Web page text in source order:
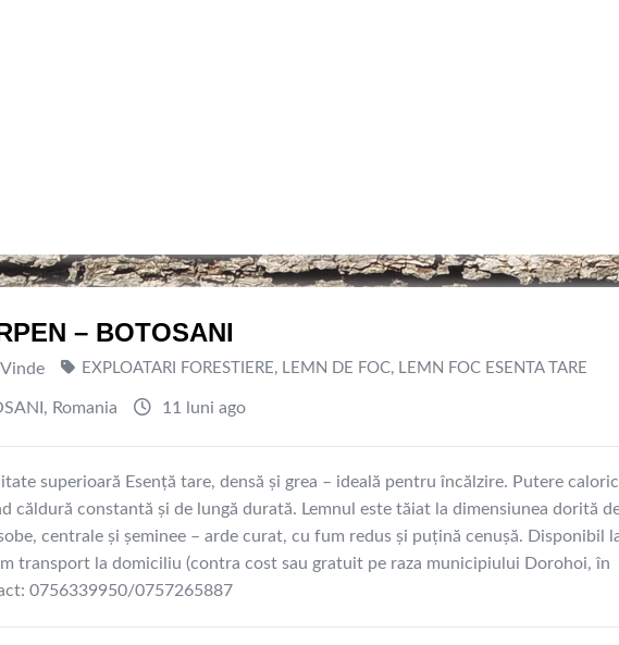
– BOTOSANI
Vinde EXPLOATARI FORESTIERE, LEMN DE FOC, LEMN FOC ESENTA TARE
, Romania 11 luni ago
superioară Esență tare, densă și grea – ideală pentru încălzire. Putere
căldură constantă și de lungă durată. Lemnul este tăiat la dimensiunea dorită
centrale și șeminee – arde curat, cu fum redus și puțină cenușă. Disponibil
transport la domiciliu (contra cost sau gratuit pe raza municipiului Dorohoi, în
0756339950/0757265887